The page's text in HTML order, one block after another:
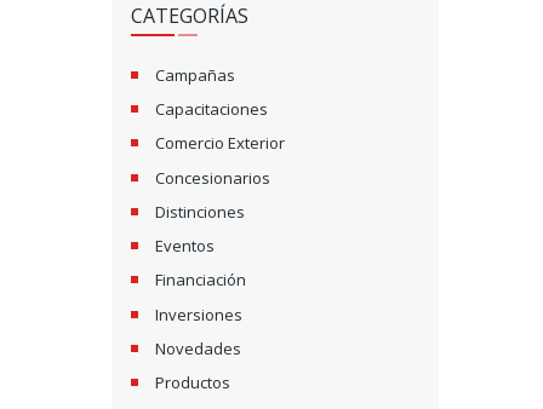
CATEGORÍAS
Campañas
Capacitaciones
Comercio Exterior
Concesionarios
Distinciones
Eventos
Financiación
Inversiones
Novedades
Productos